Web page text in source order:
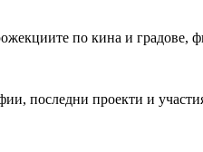
по кина и градове,
последни проекти и